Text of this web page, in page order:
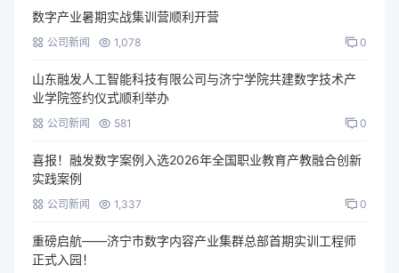
数字产业暑期实战集训营顺利开营
公司新闻 1,078 0
山东融发人工智能科技有限公司与济宁学院共建数字技术产
业学院签约仪式顺利举办
公司新闻 581 0
喜报！融发数字案例入选2026年全国职业教育产教融合创新
实践案例
公司新闻 1,337 0
重磅启航——济宁市数字内容产业集群总部首期实训工程师
正式入园！